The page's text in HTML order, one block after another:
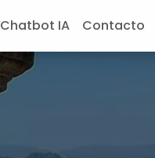
Chatbot IA Contacto